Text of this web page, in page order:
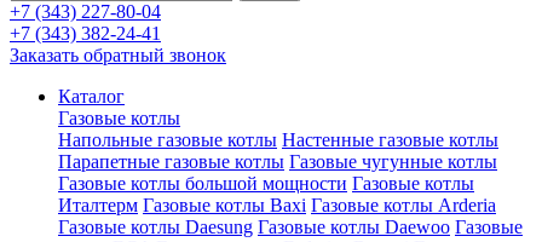
+7 (343) 227-80-04
+7 (343) 382-24-41
Заказать обратный звонок
Каталог
Газовые котлы
Напольные газовые котлы Настенные газовые котлы
Парапетные газовые котлы Газовые чугунные котлы
Газовые котлы большой мощности Газовые котлы
Италтерм Газовые котлы Baxi Газовые котлы Arderia
Газовые котлы Daesung Газовые котлы Daewoo Газовые